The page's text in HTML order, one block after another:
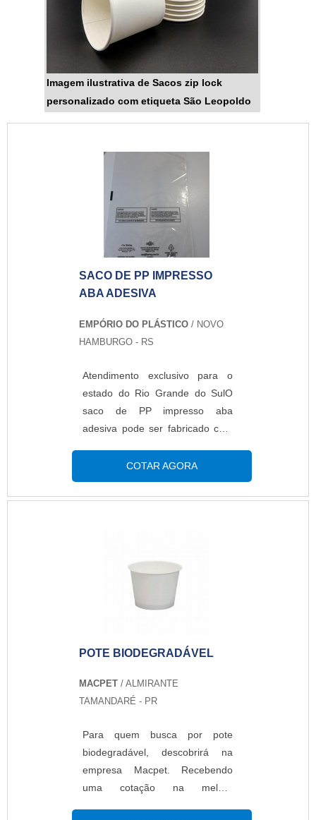
Imagem ilustrativa de Sacos zip lock
personalizado com etiqueta São Leopoldo
SACO DE PP IMPRESSO
ABA ADESIVA
EMPÓRIO DO PLÁSTICO/ NOVO
HAMBURGO - RS
Atendimento exclusivo para o
estado do Rio Grande do SulO
saco de PP impresso aba
adesiva pode ser fabricado com
(BOPP), com características
perolado, estruturas de papel,
entre outros. O saco é
disso, produto tem um excelente
aspecto visual brilhoso,
resistente a altas temperaturas e
melhores profissionais para
garantindo os melhores produtos
COTAR AGORA
POTE BIODEGRADÁVEL
MACPET/ ALMIRANTE
TAMANDARÉ - PR
Para quem busca por pote
biodegradável, descobrirá na
empresa Macpet. Recebendo
uma cotação na melhor